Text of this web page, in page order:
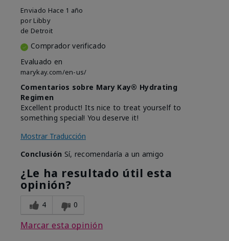
Enviado Hace 1 año
por Libby
de Detroit
Comprador verificado
Evaluado en
marykay.com/en-us/
Comentarios sobre Mary Kay® Hydrating
Regimen
Excellent product! Its nice to treat yourself to
something special! You deserve it!
Mostrar Traducción
Conclusión Sí, recomendaría a un amigo
¿Le ha resultado útil esta
opinión?
4 0
Marcar esta opinión